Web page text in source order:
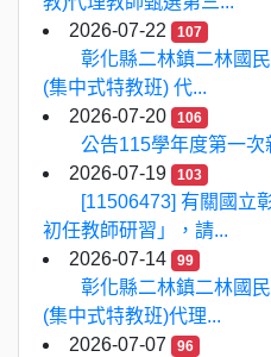
2026-07-22
107
彰化縣二林鎮二林國
(集中式特教班) 代...
2026-07-20
106
公告115學年度第一
2026-07-19
103
[11506473] 有關國立
初任教師研習」，請...
2026-07-14
99
彰化縣二林鎮二林國
(集中式特教班)代理...
2026-07-07
96